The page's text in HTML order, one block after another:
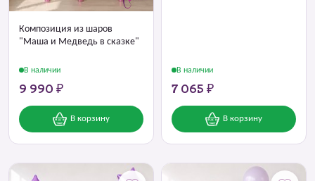
Композиция из шаров
"Маша и Медведь в сказке"
В наличии
9 990 ₽
В корзину
В наличии
7 065 ₽
В корзину